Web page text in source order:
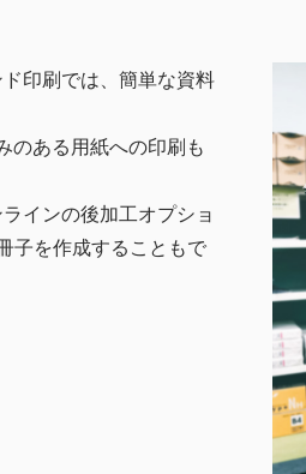
印刷では、簡単な資料
のある用紙への印刷も
インの後加工オプショ
子を作成することもで